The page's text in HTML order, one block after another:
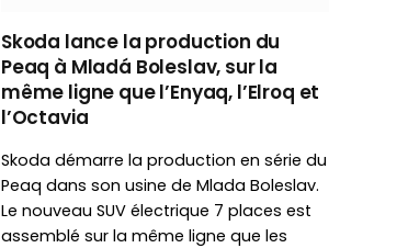
Skoda lance la production du
Peaq à Mladá Boleslav, sur la
même ligne que l’Enyaq, l’Elroq et
l’Octavia
Skoda démarre la production en série du
Peaq dans son usine de Mlada Boleslav.
Le nouveau SUV électrique 7 places est
assemblé sur la même ligne que les